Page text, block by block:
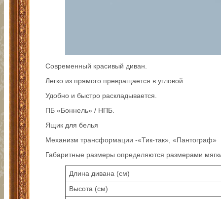
Современный красивый диван.
Легко из прямого превращается в угловой.
Удобно и быстро раскладывается.
ПБ «Боннель» / НПБ.
Ящик для белья
Механизм трансформации -«Тик-так», «Пантограф»
Габаритные размеры определяются размерами
Длина дивана (см)
Высота (см)